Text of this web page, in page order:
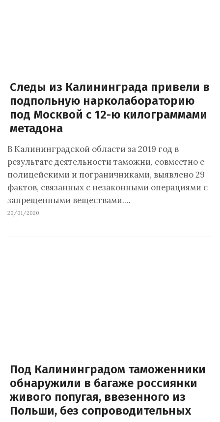
Следы из Калининграда привели в
подпольную нарколабораторию
под Москвой с 12-ю килограммами
метадона
В Калининградской области за 2019 год в
результате деятельности таможни, совместно с
полицейскими и пограничниками, выявлено 29
фактов, связанных с незаконными операциями с
запрещенными веществами.…
20/01/2020
Под Калининградом таможенники
обнаружили в багаже россиянки
живого попугая, ввезенного из
Польши, без сопроводительных